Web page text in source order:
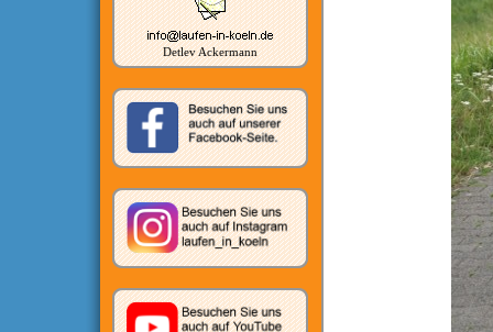
Detlev Ackermann